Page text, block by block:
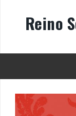
Reino